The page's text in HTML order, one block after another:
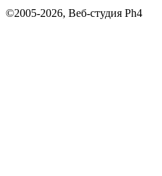
©2005-2026, Веб-студия Ph4